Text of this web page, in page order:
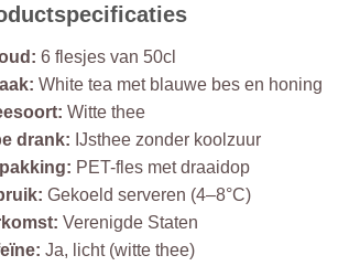
6 flesjes van 50cl
White tea met blauwe bes en honing
Witte thee
drank: IJsthee zonder koolzuur
PET-fles met draaidop
Gekoeld serveren (4–8°C)
Verenigde Staten
Ja, licht (witte thee)